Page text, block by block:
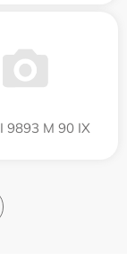
9893 M 90 IX